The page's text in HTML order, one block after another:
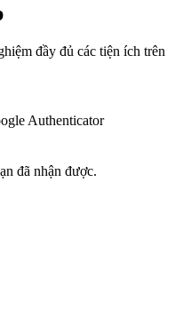
đầy đủ các tiện ích trên
Authenticator
đã nhận được.